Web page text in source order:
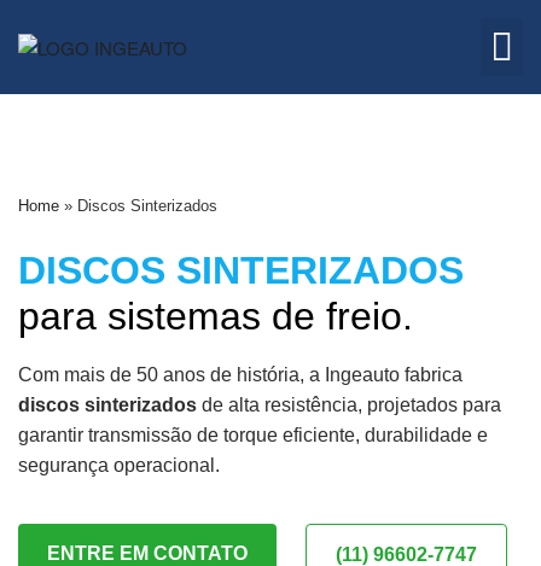
Home » Discos Sinterizados
DISCOS SINTERIZADOS
para sistemas de freio.
Com mais de 50 anos de história, a Ingeauto fabrica
discos sinterizados de alta resistência, projetados para
garantir transmissão de torque eficiente, durabilidade e
segurança operacional.
ENTRE EM CONTATO (11) 96602-7747